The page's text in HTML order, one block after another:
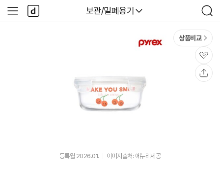
다나와
보관/밀폐용기
검
색
사
이
다
나
와
상품비교
관
심
등록월 2026.01. 이미지출처: 에누리제공